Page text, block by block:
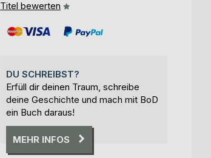
Titel bewerten
DU SCHREIBST?
Erfüll dir deinen Traum, schreibe
deine Geschichte und mach mit BoD
ein Buch daraus!
MEHR INFOS